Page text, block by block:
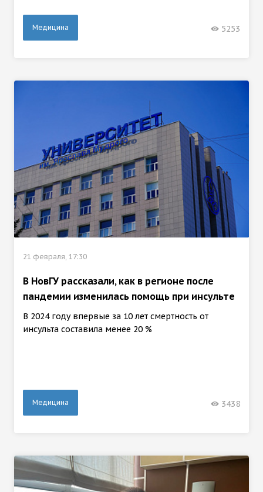
Медицина 5253
21 февраля, 17:30
В НовГУ рассказали, как в регионе после
пандемии изменилась помощь при инсульте
В 2024 году впервые за 10 лет смертность от
инсульта составила менее 20 %
Медицина 3438